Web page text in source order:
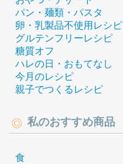
パン・麺類・パスタ
卵・乳製品不使用レシピ
グルテンフリーレシピ
糖質オフ
ハレの日・おもてなし
今月のレシピ
親子でつくるレシピ
私のおすすめ商品
食